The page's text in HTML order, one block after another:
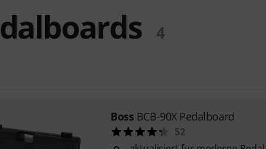
4
Boss BCB-90X Pedalboard
52